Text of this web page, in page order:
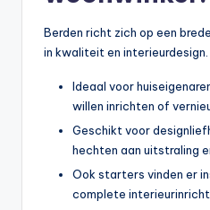
Berden richt zich op een
in kwaliteit en interieurdesign.
Ideaal voor
willen inrichten of
Geschikt voor
hechten aan uitstraling
Ook starters vinden er
complete